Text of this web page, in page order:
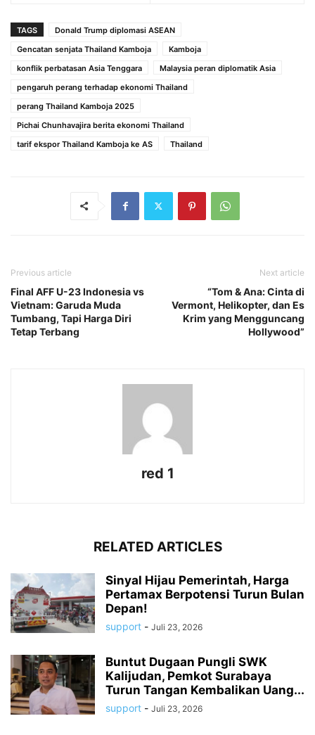
TAGS
Donald Trump diplomasi ASEAN
Gencatan senjata Thailand Kamboja
Kamboja
konflik perbatasan Asia Tenggara
Malaysia peran diplomatik Asia
pengaruh perang terhadap ekonomi Thailand
perang Thailand Kamboja 2025
Pichai Chunhavajira berita ekonomi Thailand
tarif ekspor Thailand Kamboja ke AS
Thailand
Previous article
Final AFF U-23 Indonesia vs
Vietnam: Garuda Muda
Tumbang, Tapi Harga Diri
Tetap Terbang
Next article
“Tom & Ana: Cinta di
Vermont, Helikopter, dan Es
Krim yang Mengguncang
Hollywood”
red 1
RELATED ARTICLES
Sinyal Hijau Pemerintah, Harga
Pertamax Berpotensi Turun Bulan
Depan!
support - Juli 23, 2026
Buntut Dugaan Pungli SWK
Kalijudan, Pemkot Surabaya
Turun Tangan Kembalikan Uang...
support - Juli 23, 2026